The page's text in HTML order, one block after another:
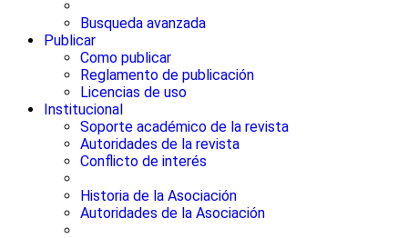
Busqueda avanzada
Publicar
Como publicar
Reglamento de publicación
Licencias de uso
Institucional
Soporte académico de la revista
Autoridades de la revista
Conflicto de interés
Historia de la Asociación
Autoridades de la Asociación